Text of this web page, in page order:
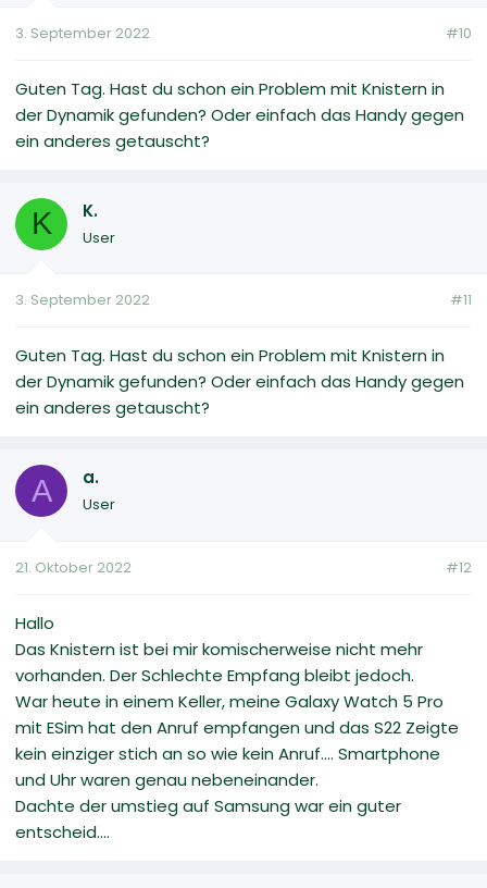
3. September 2022 #10
Guten Tag. Hast du schon ein Problem mit Knistern in
der Dynamik gefunden? Oder einfach das Handy gegen
ein anderes getauscht?
K K.
User
3. September 2022 #11
Guten Tag. Hast du schon ein Problem mit Knistern in
der Dynamik gefunden? Oder einfach das Handy gegen
ein anderes getauscht?
A a.
User
21. Oktober 2022 #12
Hallo
Das Knistern ist bei mir komischerweise nicht mehr
vorhanden. Der Schlechte Empfang bleibt jedoch.
War heute in einem Keller, meine Galaxy Watch 5 Pro
mit ESim hat den Anruf empfangen und das S22 Zeigte
kein einziger stich an so wie kein Anruf.... Smartphone
und Uhr waren genau nebeneinander.
Dachte der umstieg auf Samsung war ein guter
entscheid....